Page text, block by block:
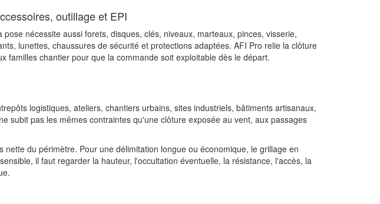
outillage et EPI
pose nécessite aussi forets, disques, clés, niveaux, marteaux, pinces, visserie,
lunettes, chaussures de sécurité et protections adaptées. AFI Pro relie la clôture
familles chantier pour que la commande soit exploitable dès le départ.
logistiques, ateliers, chantiers urbains, sites industriels, bâtiments artisanaux,
subit pas les mêmes contraintes qu'une clôture exposée au vent, aux passages
du périmètre. Pour une délimitation longue ou économique, le grillage en
il faut regarder la hauteur, l'occultation éventuelle, la résistance, l'accès, la